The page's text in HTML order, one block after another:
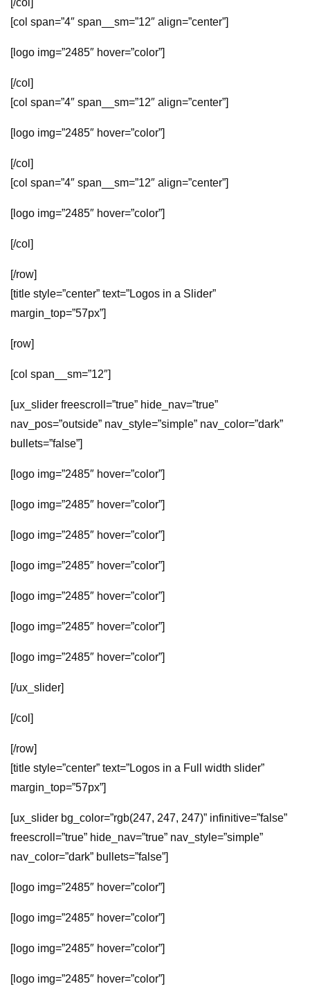
[col span=”4″ span__sm=”12″ align=”center”]
[logo img=”2485″ hover=”color”]
[/col]
[col span=”4″ span__sm=”12″ align=”center”]
[logo img=”2485″ hover=”color”]
[/col]
[col span=”4″ span__sm=”12″ align=”center”]
[logo img=”2485″ hover=”color”]
[/col]
[/row]
[title style=”center” text=”Logos in a Slider”
margin_top=”57px”]
[row]
[col span__sm=”12″]
[ux_slider freescroll=”true” hide_nav=”true”
nav_pos=”outside” nav_style=”simple” nav_color=”dark”
bullets=”false”]
[logo img=”2485″ hover=”color”]
[logo img=”2485″ hover=”color”]
[logo img=”2485″ hover=”color”]
[logo img=”2485″ hover=”color”]
[logo img=”2485″ hover=”color”]
[logo img=”2485″ hover=”color”]
[logo img=”2485″ hover=”color”]
[/ux_slider]
[/col]
[/row]
[title style=”center” text=”Logos in a Full width slider”
margin_top=”57px”]
[ux_slider bg_color=”rgb(247, 247, 247)” infinitive=”false”
freescroll=”true” hide_nav=”true” nav_style=”simple”
nav_color=”dark” bullets=”false”]
[logo img=”2485″ hover=”color”]
[logo img=”2485″ hover=”color”]
[logo img=”2485″ hover=”color”]
[logo img=”2485″ hover=”color”]